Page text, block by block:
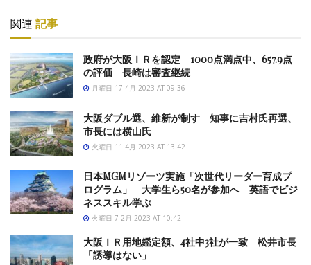
関連 記事
政府が大阪ＩＲを認定 1000点満点中、657.9点
の評価 長崎は審査継続
月曜日 17 4月 2023 AT 09:36
大阪ダブル選、維新が制す 知事に吉村氏再選、
市長には横山氏
火曜日 11 4月 2023 AT 13:42
日本MGMリゾーツ実施「次世代リーダー育成プ
ログラム」 大学生ら50名が参加へ 英語でビジ
ネススキル学ぶ
火曜日 7 2月 2023 AT 10:42
大阪ＩＲ用地鑑定額、4社中3社が一致 松井市長
「誘導はない」